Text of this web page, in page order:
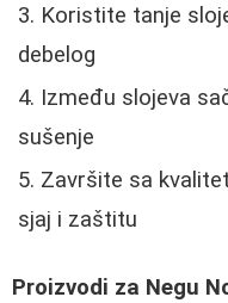
Koristite tanje
debelog
Između slojeva
sušenje
Završite sa
sjaj i zaštitu
Proizvodi za Negu